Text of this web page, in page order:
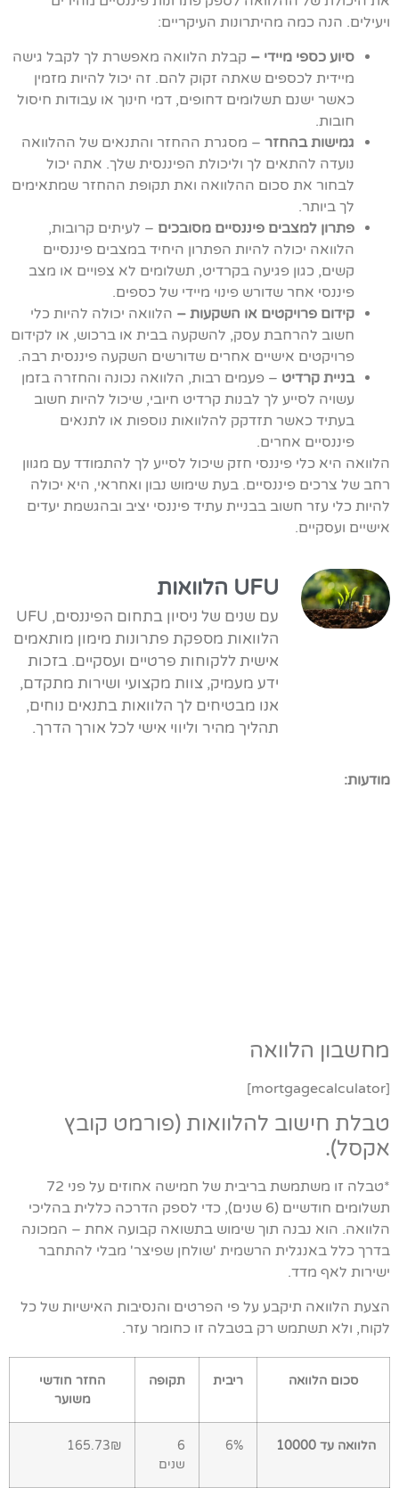
ויעילים. הנה כמה מהיתרונות העיקריים:
סיוע כספי מיידי – קבלת הלוואה מאפשרת לך לקבל גישה
מיידית לכספים שאתה זקוק להם. זה יכול להיות מזמין
כאשר ישנם תשלומים דחופים, דמי חינוך או עבודות חיסול
חובות.
גמישות בהחזר – מסגרת ההחזר והתנאים של ההלוואה
נועדה להתאים לך וליכולת הפיננסית שלך. אתה יכול
לבחור את סכום ההלוואה ואת תקופת ההחזר שמתאימים
לך ביותר.
פתרון למצבים פיננסיים מסובכים – לעיתים קרובות,
הלוואה יכולה להיות הפתרון היחיד במצבים פיננסיים
קשים, כגון פגיעה בקרדיט, תשלומים לא צפויים או מצב
פיננסי אחר שדורש פינוי מיידי של כספים.
קידום פרויקטים או השקעות – הלוואה יכולה להיות כלי
חשוב להרחבת עסק, להשקעה בבית או ברכוש, או לקידום
פרויקטים אישיים אחרים שדורשים השקעה פיננסית רבה.
בניית קרדיט – פעמים רבות, הלוואה נכונה והחזרה בזמן
עשויה לסייע לך לבנות קרדיט חיובי, שיכול להיות חשוב
בעתיד כאשר תזדקק להלוואות נוספות או לתנאים
פיננסיים אחרים.
הלוואה היא כלי פיננסי חזק שיכול לסייע לך להתמודד עם מגוון
רחב של צרכים פיננסיים. בעת שימוש נבון ואחראי, היא יכולה
להיות כלי עזר חשוב בבניית עתיד פיננסי יציב ובהגשמת יעדים
אישיים ועסקיים.
UFU הלוואות
עם שנים של ניסיון בתחום הפיננסים, UFU
הלוואות מספקת פתרונות מימון מותאמים
אישית ללקוחות פרטיים ועסקיים. בזכות
ידע מעמיק, צוות מקצועי ושירות מתקדם,
אנו מבטיחים לך הלוואות בתנאים נוחים,
תהליך מהיר וליווי אישי לכל אורך הדרך.
מודעות:
מחשבון הלוואה
[mortgagecalculator]
טבלת חישוב להלוואות (פורמט קובץ
אקסל).
*טבלה זו משתמשת בריבית של חמישה אחוזים על פני 72
תשלומים חודשיים (6 שנים), כדי לספק הדרכה כללית בהליכי
הלוואה. הוא נבנה תוך שימוש בתשואה קבועה אחת – המכונה
בדרך כלל באנגלית הרשמית 'שולחן שפיצר' מבלי להתחבר
ישירות לאף מדד.
הצעת הלוואה תיקבע על פי הפרטים והנסיבות האישיות של כל
לקוח, ולא תשתמש רק בטבלה זו כחומר עזר.
סכום הלוואה ריבית תקופה
החזר חודשי
משוער
הלוואה עד 10000 6%
6
שנים
165.73₪